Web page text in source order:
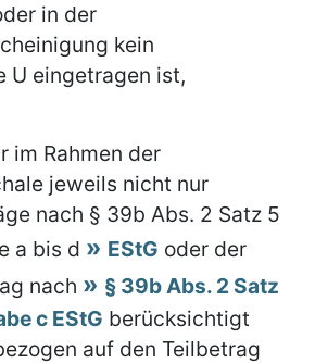
in der
kein
U eingetragen ist,
im Rahmen der
jeweils nicht nur
nach § 39b Abs. 2 Satz 5
a bis d
EStG oder der
nach
§ 39b Abs. 2 Satz
c EStG berücksichtigt
auf den Teilbetrag